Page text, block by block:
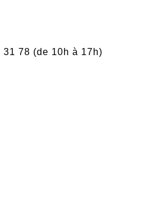
31 78 (de 10h à 17h)